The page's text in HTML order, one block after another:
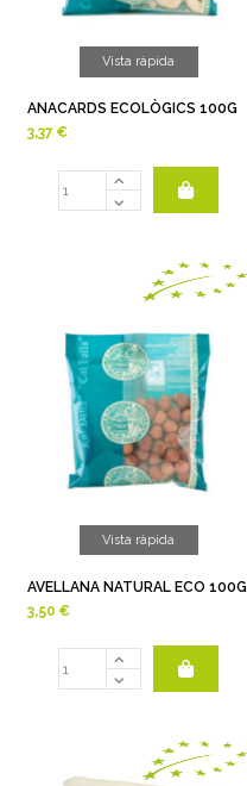
Vista ràpida
ANACARDS ECOLÒGICS 100G
3,37 €
Vista ràpida
AVELLANA NATURAL ECO 100G
3,50 €